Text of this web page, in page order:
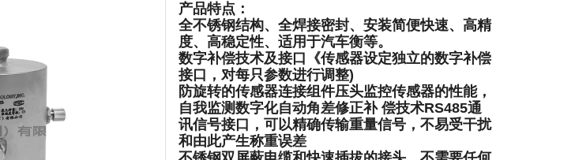
产品特点：
全不锈钢结构、全焊接密封、安装简便快速、高精
度、高稳定性、适用于汽车衡等。
数字补偿技术及接口《传感器设定独立的数字补偿
接口，对每只参数进行调整)
防旋转的传感器连接组件压头监控传感器的性能，
自我监测数字化自动角差修正补 偿技术RS485通
讯信号接口，可以精确传输重量信号，不易受干扰
和由此产生称重误差